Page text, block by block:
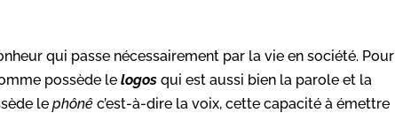
qui passe nécessairement par la vie en société. Pour
possède le logos qui est aussi bien la parole et la
le phônê c’est-à-dire la voix, cette capacité à émettre